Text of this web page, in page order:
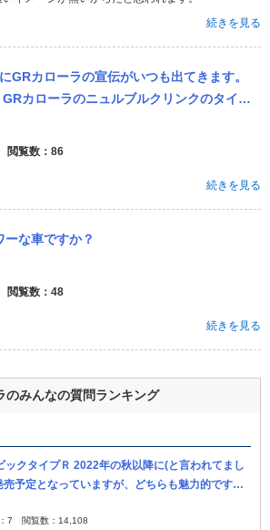
続きを見る
GRカローラの宣伝がいつも出てきます。
カローラのニュルブルクリンクのタイム
GRヤリスのタイムが大したことないの
閲覧数： 86
続きを見る
な車ですか？
閲覧数： 48
続きを見る
のみんなの質問ランキング
ックタイプＲ 2022年の秋以降に(と言われてまし
予定となっていますが、どちらも魅力的です。
セール等考えるなら、どちらの車種の方が良い
7 閲覧数： 14,108